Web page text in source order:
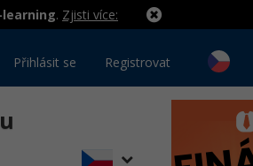
. Zjisti více:
Přihlásit se Registrovat